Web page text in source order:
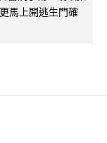
馬上開逃生門確